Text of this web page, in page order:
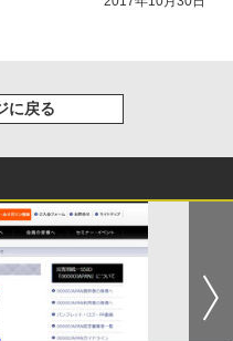
に戻る